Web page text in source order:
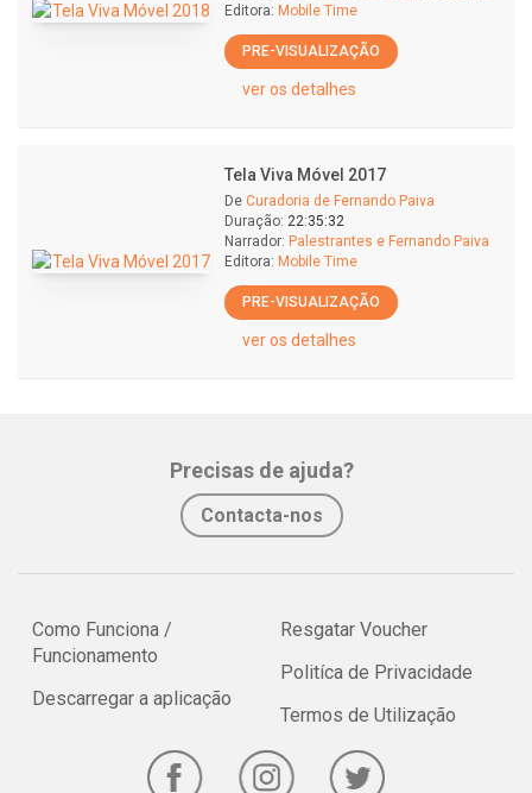
Editora: Mobile Time
PRE-VISUALIZAÇÃO
ver os detalhes
Tela Viva Móvel 2017
De Curadoria de Fernando Paiva
Duração: 22:35:32
Narrador: Palestrantes e Fernando Paiva
Editora: Mobile Time
PRE-VISUALIZAÇÃO
ver os detalhes
Precisas de ajuda?
Contacta-nos
Como Funciona /
Funcionamento
Descarregar a aplicação
Resgatar Voucher
Politíca de Privacidade
Termos de Utilização